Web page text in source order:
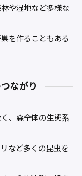
や湿地など多様な
を作ることもある
ながり
、森全体の生態系
など多くの昆虫を